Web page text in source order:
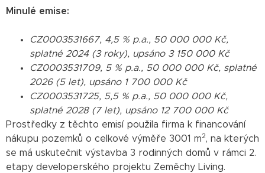
Minulé emise:
CZ0003531667, 4,5 % p.a., 50 000 000 Kč,
splatné 2024 (3 roky), upsáno 3 150 000 Kč
CZ0003531709, 5 % p.a., 50 000 000 Kč, splatné
2026 (5 let), upsáno 1 700 000 Kč
CZ0003531725, 5,5 % p.a., 50 000 000 Kč,
splatné 2028 (7 let), upsáno 12 700 000 Kč
Prostředky z těchto emisí použila firma k financování
nákupu pozemků o celkové výměře 3001 m2, na kterých
se má uskutečnit výstavba 3 rodinných domů v rámci 2.
etapy developerského projektu Zeměchy Living.